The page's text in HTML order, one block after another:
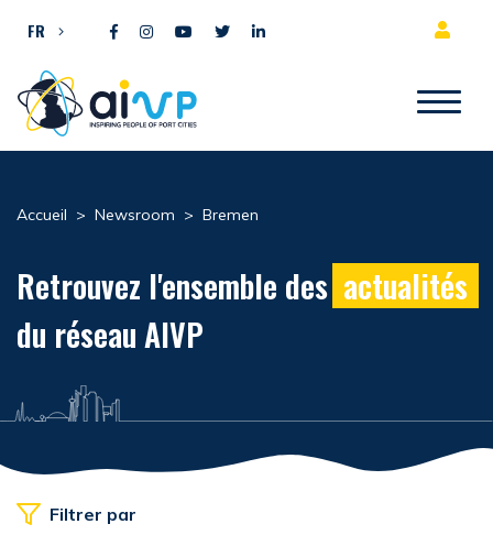
FR
Accueil > Newsroom > Bremen
Retrouvez l'ensemble des actualités
du réseau AIVP
Filtrer par